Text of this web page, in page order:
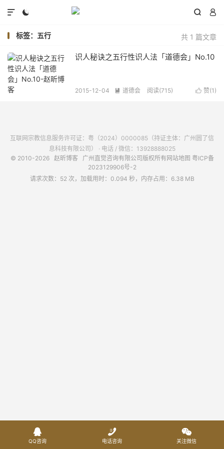
  

共 1 篇文章
标签：五行
识人秘诀之五行性识人法「道德会」No.10
 赞(1 )
2015-12-04  道德会 阅读(715)
互联网宗教信息服务许可证：粤（2024）0000085（持证主体：广州圆了信
息科技有限公司） · 电话 / 微信：13928888025
© 2010-2026 赵昕博客 广州直觉咨询有限公司版权所有 网站地图 粤ICP备
2023129906号-2
请求次数：52 次，加载用时：0.094 秒，内存占用：6.38 MB

QQ咨询

电话咨询

关注微信